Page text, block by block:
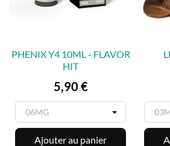
PHENIX Y4 10ML - FLAVOR
HIT
Prix
5,90 €
Ajouter au panier